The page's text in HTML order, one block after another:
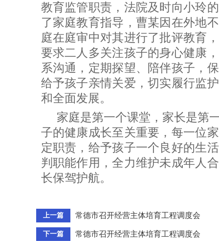
教育监管职责，法院及时向小玲
了家庭教育指导，曹某因在外地
庭在庭审中对其进行了批评教育
要求二人多关注孩子的身心健康
系沟通，定期探望、陪伴孩子，
给予孩子亲情关爱，切实履行监
和全面发展。
家庭是第一个课堂，家长是第
子的健康成长至关重要，每一位
定职责，给予孩子一个良好的生
判职能作用，全力维护未成年人
长保驾护航。
上一篇 常德市召开经营主体培育工程调度会
下一篇 常德市召开经营主体培育工程调度会